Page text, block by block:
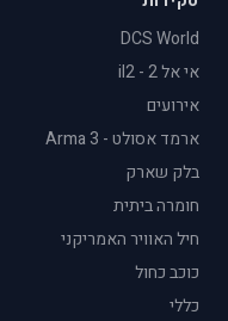
DCS World
אי אל 2 - il2
אירועים
ארמד אסולט - Arma 3
בלק שארק
חומרה ביתית
חיל האוויר האמריקני
כוכב כחול
כללי